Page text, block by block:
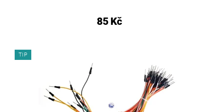
85 Kč
TIP